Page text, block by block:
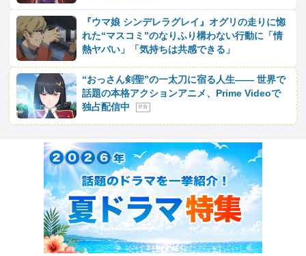
『ウマ娘 シンデレラグレイ』オグリの走りに惚
れた“マスコミ”のなりふり構わない行動に「情
熱ヤバい」「気持ちは共感できる」
“おっさん剣聖”の一太刀に宿る人生―― 世界で
話題の本格アクションアニメ、Prime Videoで
独占配信中
P R